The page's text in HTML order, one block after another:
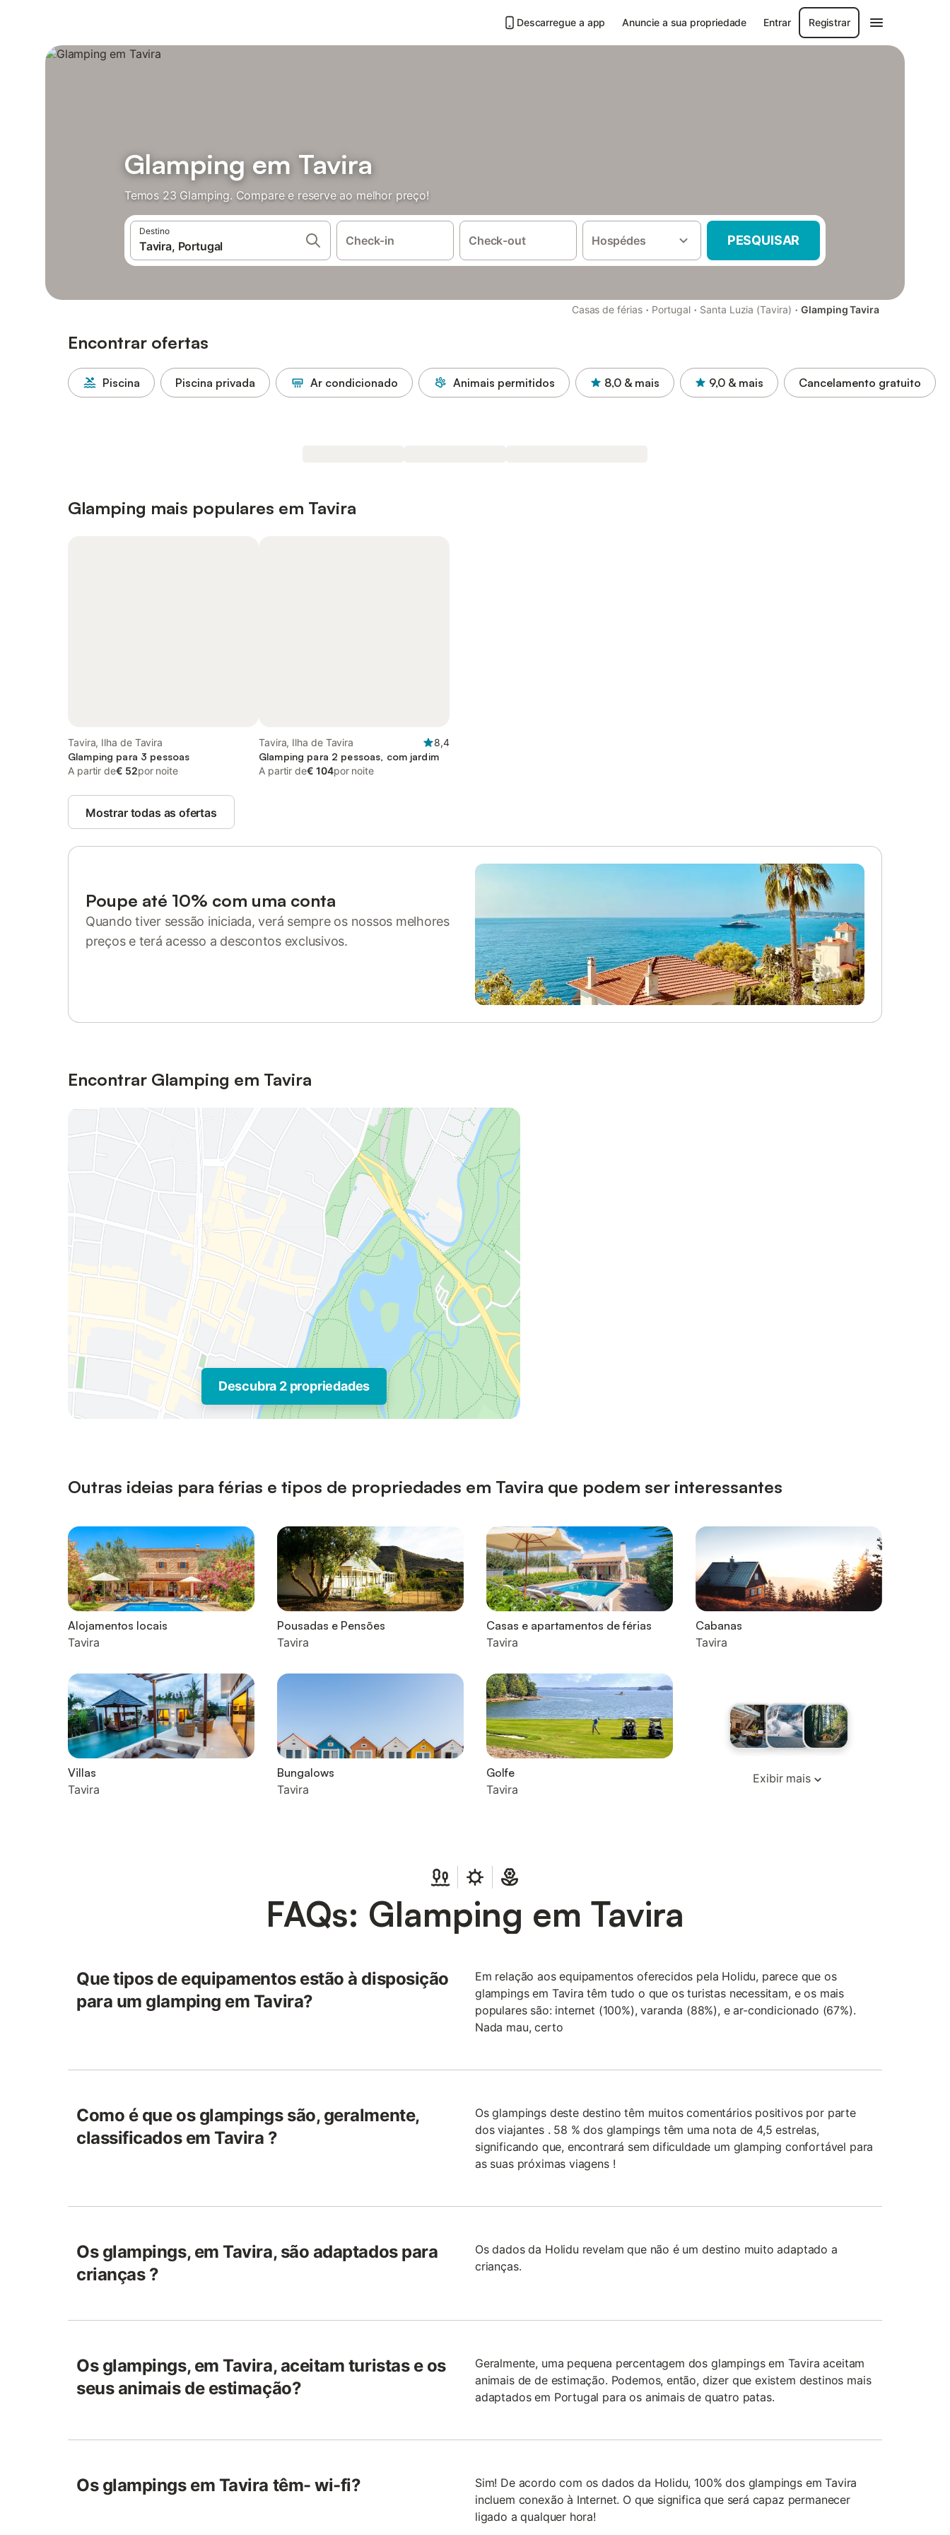
Descarregue a app Anuncie a sua propriedade Entrar Registrar
Glamping em Tavira
Temos 23 Glamping. Compare e reserve ao melhor preço!
Destino
Check-in Check-out Hospédes PESQUISAR
Casas de férias · Portugal · Santa Luzia (Tavira) · Glamping Tavira
Encontrar ofertas
Piscina Piscina privada Ar condicionado Animais permitidos 8,0 & mais 9,0 & mais Cancelamento gratuito
Glamping mais populares em Tavira
Tavira, Ilha de Tavira
Glamping para 3 pessoas
A partir de€ 52por noite
Tavira, Ilha de Tavira
8,4
Glamping para 2 pessoas, com jardim
A partir de€ 104por noite
Mostrar todas as ofertas
Poupe até 10% com uma conta
Quando tiver sessão iniciada, verá sempre os nossos melhores
preços e terá acesso a descontos exclusivos.
Encontrar Glamping em Tavira
Descubra 2 propriedades
Outras ideias para férias e tipos de propriedades em Tavira que podem ser interessantes
Alojamentos locais
Tavira
Pousadas e Pensões
Tavira
Casas e apartamentos de férias
Tavira
Cabanas
Tavira
Villas
Tavira
Bungalows
Tavira
Golfe
Tavira
Exibir mais
FAQs: Glamping em Tavira
Que tipos de equipamentos estão à disposição
para um glamping em Tavira?
Em relação aos equipamentos oferecidos pela Holidu, parece que os
glampings em Tavira têm tudo o que os turistas necessitam, e os mais
populares são: internet (100%), varanda (88%), e ar-condicionado (67%).
Nada mau, certo
Como é que os glampings são, geralmente,
classificados em Tavira ?
Os glampings deste destino têm muitos comentários positivos por parte
dos viajantes . 58 % dos glampings têm uma nota de 4,5 estrelas,
significando que, encontrará sem dificuldade um glamping confortável para
as suas próximas viagens !
Os glampings, em Tavira, são adaptados para
crianças ?
Os dados da Holidu revelam que não é um destino muito adaptado a
crianças.
Os glampings, em Tavira, aceitam turistas e os
seus animais de estimação?
Geralmente, uma pequena percentagem dos glampings em Tavira aceitam
animais de de estimação. Podemos, então, dizer que existem destinos mais
adaptados em Portugal para os animais de quatro patas.
Os glampings em Tavira têm- wi-fi?
Sim! De acordo com os dados da Holidu, 100% dos glampings em Tavira
incluem conexão à Internet. O que significa que será capaz permanecer
ligado a qualquer hora!